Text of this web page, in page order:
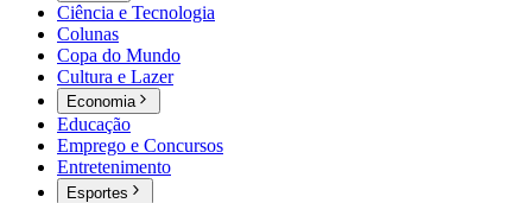
Ciência e Tecnologia
Colunas
Copa do Mundo
Cultura e Lazer
Economia
Educação
Emprego e Concursos
Entretenimento
Esportes